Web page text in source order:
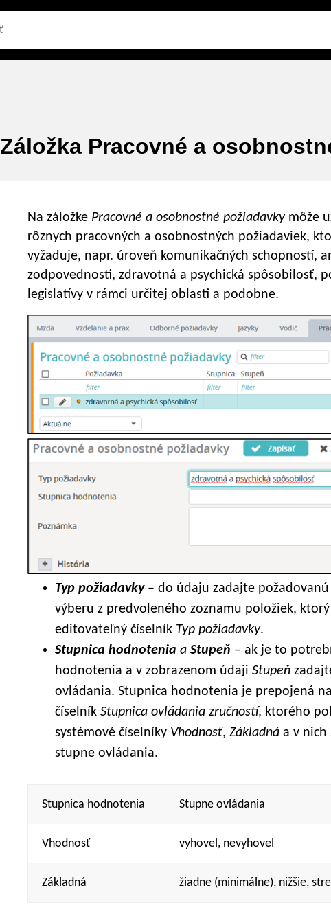
Záložka Pracovné a
Na záložke Pracovné a osobnostné požiadavkymôže
rôznych pracovných a osobnostných požiadaviek,
vyžaduje, napr. úroveň komunikačných schopností,
zodpovednosti, zdravotná a psychická spôsobilosť,
legislatívy v rámci určitej oblasti a podobne.
Typ požiadavky– do údaju zadajte
výberu z predvoleného zoznamu položiek,
editovateľný číselník Typ požiadavky.
Stupnica hodnotenia a Stupeň – ak je to
hodnotenia a v zobrazenom údaji Stupeň
ovládania. Stupnica hodnotenia je prepojená
číselník Stupnica ovládania zručností, ktorého
systémové číselníky Vhodnosť, Základná a v
stupne ovládania.
Stupnica hodnotenia Stupne ovládania
Vhodnosť vyhovel, nevyhovel
Základná žiadne (minimálne), nižšie,